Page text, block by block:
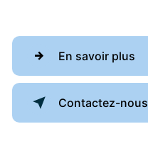
En savoir plus
Contactez-nous